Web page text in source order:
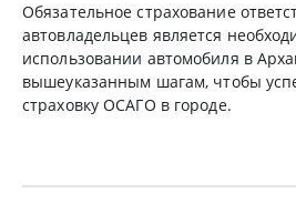
Обязательное страхование
автовладельцев является
использовании автомобиля в
вышеуказанным шагам, чтобы
страховку ОСАГО в городе.